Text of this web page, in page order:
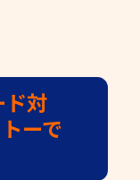
ド対
ーで